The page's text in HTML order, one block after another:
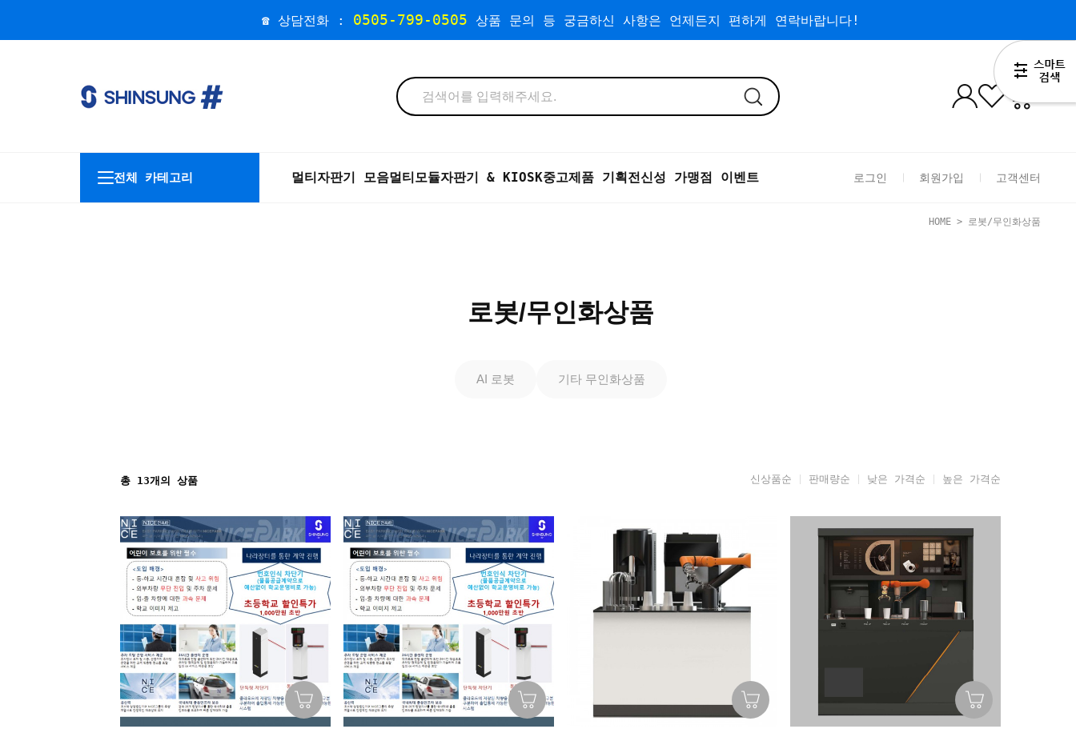
☎ 상담전화 : 0505-799-0505 상품 문의 등 궁금하신 사항은 언제든지 편하게 연락바랍니다!
전체 카테고리 멀티자판기 모음멀티모듈자판기 & KIOSK중고제품 기획전신성 가맹점 이벤트 로그인 회원가입 고객센터
HOME > 로봇/무인화상품
로봇/무인화상품
AI 로봇 기타 무인화상품
총 13개의 상품 신상품순 판매량순 낮은 가격순 높은 가격순